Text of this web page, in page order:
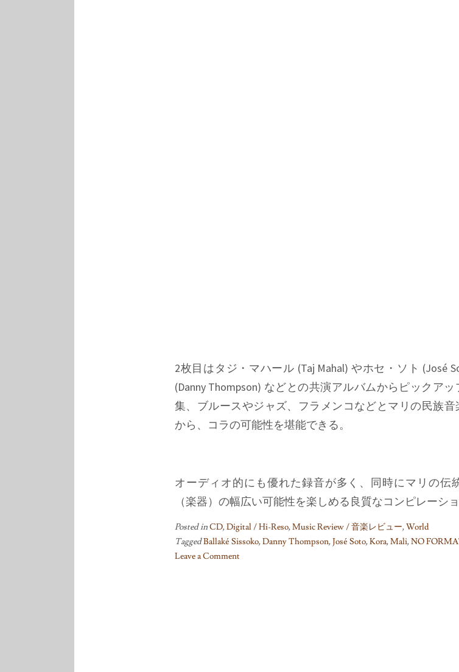
2枚目はタジ・マハール (Taj Mahal) やホセ・ソト (José
(Danny Thompson) などとの共演アルバムからピックア
集、ブルースやジャズ、フラメンコなどとマリの民族
から、コラの可能性を堪能できる。
オーディオ的にも優れた録音が多く、同時にマリの伝
（楽器）の幅広い可能性を楽しめる良質なコンピレーシ
Posted inCD,Digital / Hi-Reso,Music Review / 音楽レビュー,World
TaggedBallaké Sissoko,Danny Thompson,José Soto,Kora,Mali,NO
Leave a Comment